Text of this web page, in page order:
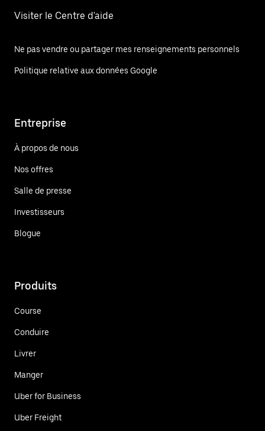
Visiter le Centre d'aide
Ne pas vendre ou partager mes renseignements personnels
Politique relative aux données Google
Entreprise
À propos de nous
Nos offres
Salle de presse
Investisseurs
Blogue
Produits
Course
Conduire
Livrer
Manger
Uber for Business
Uber Freight